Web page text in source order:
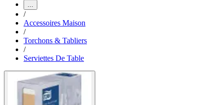
...
/
Accessoires Maison
/
Torchons & Tabliers
/
Serviettes De Table